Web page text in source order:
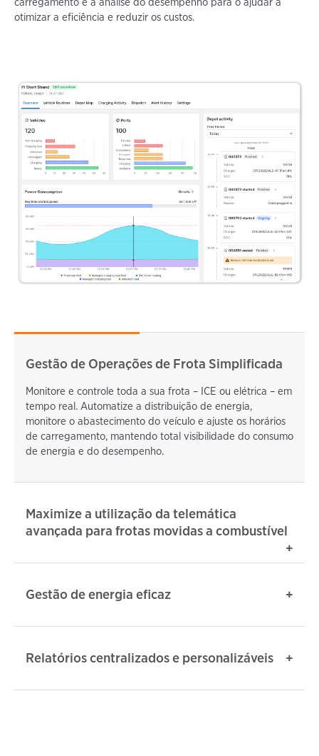
otimizar a eficiência e reduzir os custos.
Gestão de Operações de Frota Simplificada
Monitore e controle toda a sua frota – ICE ou elétrica – em
tempo real. Automatize a distribuição de energia,
monitore o abastecimento do veículo e ajuste os horários
de carregamento, mantendo total visibilidade do consumo
de energia e do desempenho.
Maximize a utilização da telemática
avançada para frotas movidas a combustível
Gestão de energia eficaz
Relatórios centralizados e personalizáveis